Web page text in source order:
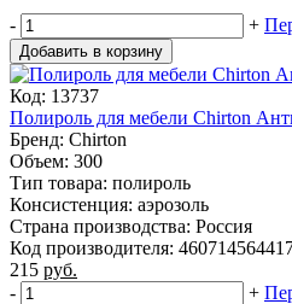
- +
Добавить в корзину
Код: 13737
Полироль для мебели Chirton
Бренд: Chirton
Объем: 300
Тип товара: полироль
Консистенция: аэрозоль
Страна производства: Россия
Код производителя:
215 руб.
-
+